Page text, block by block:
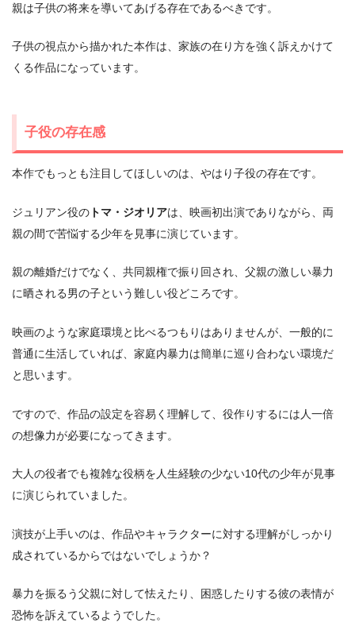
親は子供の将来を導いてあげる存在であるべきです。
子供の視点から描かれた本作は、家族の在り方を強く訴えかけて
くる作品になっています。
子役の存在感
本作でもっとも注目してほしいのは、やはり子役の存在です。
ジュリアン役の トマ・ジオリアは、映画初出演でありながら、両
親の間で苦悩する少年を見事に演じています。
親の離婚だけでなく、共同親権で振り回され、父親の激しい暴力
に晒される男の子という難しい役どころです。
映画のような家庭環境と比べるつもりはありませんが、一般的に
普通に生活していれば、家庭内暴力は簡単に巡り合わない環境だ
と思います。
ですので、作品の設定を容易く理解して、役作りするには人一倍
の想像力が必要になってきます。
大人の役者でも複雑な役柄を人生経験の少ない10代の少年が見事
に演じられていました。
演技が上手いのは、作品やキャラクターに対する理解がしっかり
成されているからではないでしょうか？
暴力を振るう父親に対して怯えたり、困惑したりする彼の表情が
恐怖を訴えているようでした。